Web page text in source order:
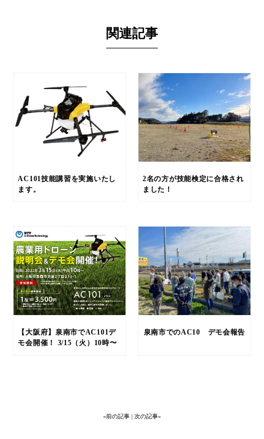
関連記事
AC101技能講習を実施いたし
ます。
2名の方が技能検定に合格され
ました！
【大阪府】泉南市でAC101デ
モ会開催！ 3/15（火）10時〜
泉南市でのAC10 デモ会報告
«前の記事 | 次の記事»